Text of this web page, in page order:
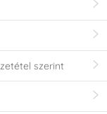
szerint